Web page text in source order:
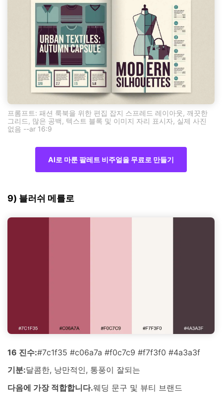
프롬프트: 패션 룩북을 위한 편집 잡지 스프레드 레이아웃, 깨끗한
그리드, 많은 공백, 텍스트 블록 및 이미지 자리 표시자, 실제 사진
없음 --ar 16:9
AI로 마룬 팔레트 비주얼을 무료로 만들기
9) 블러쉬 메를로
16 진수:#7c1f35 #c06a7a #f0c7c9 #f7f3f0 #4a3a3f
기분:달콤한, 낭만적인, 통풍이 잘되는
다음에 가장 적합합니다.웨딩 문구 및 뷰티 브랜드